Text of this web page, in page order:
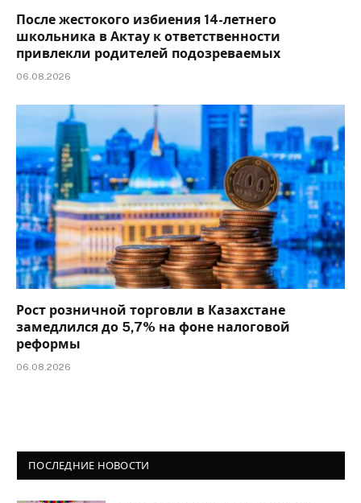
После жестокого избиения 14-летнего
школьника в Актау к ответственности
привлекли родителей подозреваемых
06.08.2026
Рост розничной торговли в Казахстане
замедлился до 5,7% на фоне налоговой
реформы
06.08.2026
ПОСЛЕДНИЕ НОВОСТИ